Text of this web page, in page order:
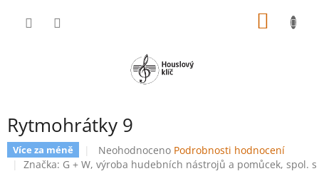
Rytmohrátky 9
Více za méně
Průměrné
hodnocení
Neohodnoceno Podrobnosti hodnocení
Značka: G + W, výroba hudebních nástrojů a pomůcek, spol.